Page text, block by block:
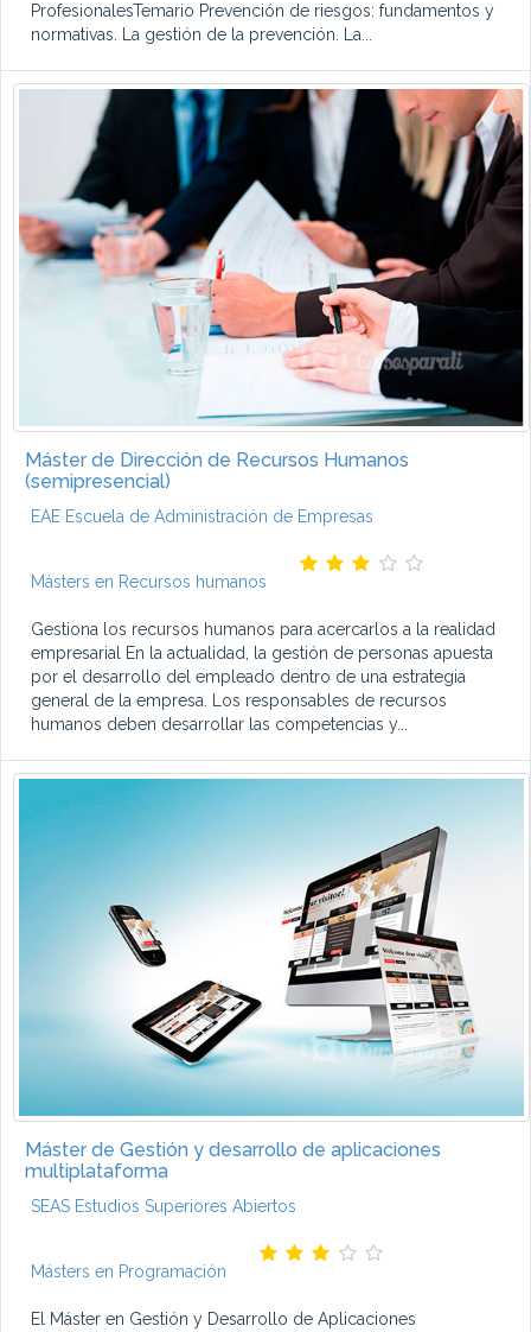
ProfesionalesTemario Prevención de riesgos: fundamentos y
normativas. La gestión de la prevención. La...
Máster de Dirección de Recursos Humanos
(semipresencial)
EAE Escuela de Administración de Empresas
Másters en Recursos humanos
Gestiona los recursos humanos para acercarlos a la realidad
empresarial En la actualidad, la gestión de personas apuesta
por el desarrollo del empleado dentro de una estrategia
general de la empresa. Los responsables de recursos
humanos deben desarrollar las competencias y...
Máster de Gestión y desarrollo de aplicaciones
multiplataforma
SEAS Estudios Superiores Abiertos
Másters en Programación
El Máster en Gestión y Desarrollo de Aplicaciones